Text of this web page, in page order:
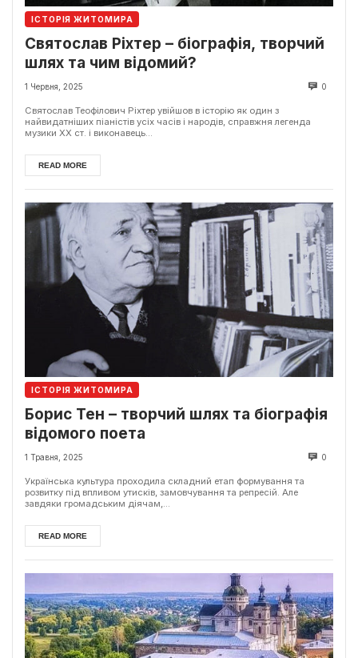
ІСТОРІЯ ЖИТОМИРА
Святослав Ріхтер – біографія, творчий
шлях та чим відомий?
1 Червня, 2025 0
Святослав Теофілович Ріхтер увійшов в історію як один з
найвидатніших піаністів усіх часів і народів, справжня легенда
музики XX ст. і виконавець...
READ MORE
ІСТОРІЯ ЖИТОМИРА
Борис Тен – творчий шлях та біографія
відомого поета
1 Травня, 2025 0
Українська культура проходила складний етап формування та
розвитку під впливом утисків, замовчування та репресій. Але
завдяки громадським діячам,...
READ MORE